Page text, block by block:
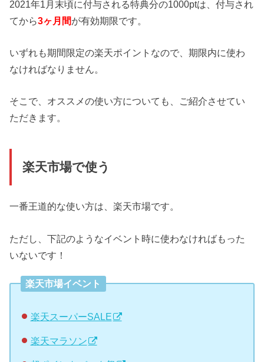
2021年1月末頃に付与される特典分の1000ptは、付与され
てから3ヶ月間が有効期限です。
いずれも期間限定の楽天ポイントなので、期限内に使わ
なければなりません。
そこで、オススメの使い方についても、ご紹介させてい
ただきます。
楽天市場で使う
一番王道的な使い方は、楽天市場です。
ただし、下記のようなイベント時に使わなければもった
いないです！
楽天市場イベント
楽天スーパーSALE
楽天マラソン